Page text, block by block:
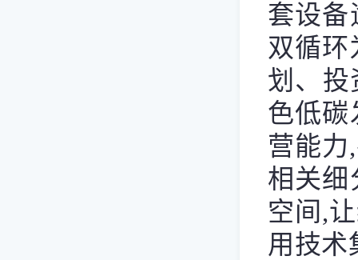
套设备
双循环
划、投
色低碳
营能力
相关细
空间,
用技术